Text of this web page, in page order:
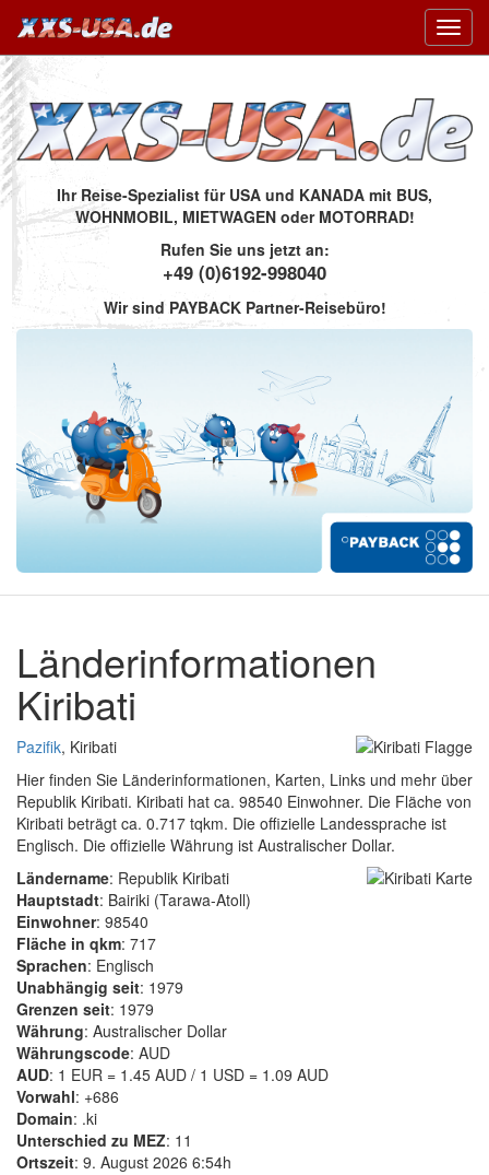
Ihr Reise-Spezialist für USA und KANADA mit BUS,
WOHNMOBIL, MIETWAGEN oder MOTORRAD!
Rufen Sie uns jetzt an:
+49 (0)6192-998040
Wir sind PAYBACK Partner-Reisebüro!
Länderinformationen
Kiribati
Pazifik, Kiribati
Hier finden Sie Länderinformationen, Karten, Links und mehr über
Republik Kiribati. Kiribati hat ca. 98540 Einwohner. Die Fläche von
Kiribati beträgt ca. 0.717 tqkm. Die offizielle Landessprache ist
Englisch. Die offizielle Währung ist Australischer Dollar.
Ländername: Republik Kiribati
Hauptstadt: Bairiki (Tarawa-Atoll)
Einwohner: 98540
Fläche in qkm: 717
Sprachen: Englisch
Unabhängig seit: 1979
Grenzen seit: 1979
Währung: Australischer Dollar
Währungscode: AUD
AUD: 1 EUR = 1.45 AUD / 1 USD = 1.09 AUD
Vorwahl: +686
Domain: .ki
Unterschied zu MEZ: 11
Ortszeit: 9. August 2026 6:54h